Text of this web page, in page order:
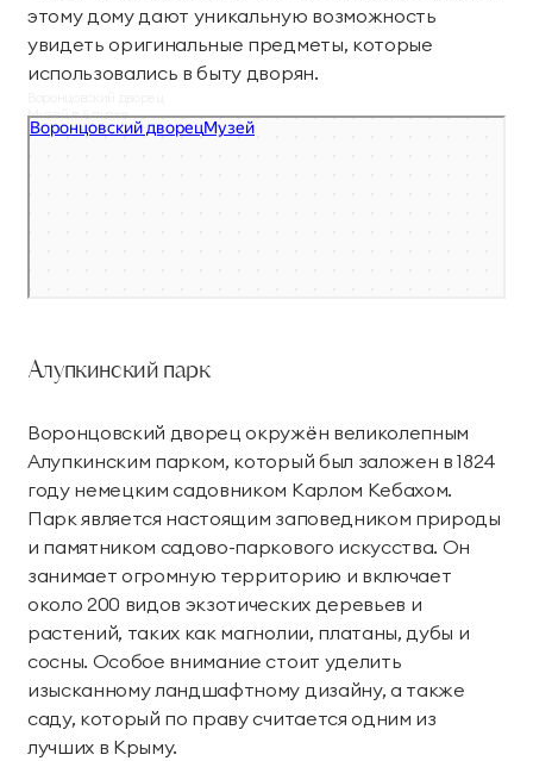
этому дому дают уникальную возможность
увидеть оригинальные предметы, которые
использовались в быту дворян.
Музей в Алупке
Алупкинский парк
Воронцовский дворец окружён великолепным
Алупкинским парком, который был заложен в 1824
году немецким садовником Карлом Кебахом.
Парк является настоящим заповедником природы
и памятником садово-паркового искусства. Он
занимает огромную территорию и включает
около 200 видов экзотических деревьев и
растений, таких как магнолии, платаны, дубы и
сосны. Особое внимание стоит уделить
изысканному ландшафтному дизайну, а также
саду, который по праву считается одним из
лучших в Крыму.
Яхты Пляж
Парусный клуб